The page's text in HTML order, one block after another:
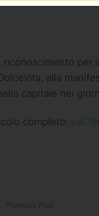
riconoscimento per
alla
capitale nei
completo: